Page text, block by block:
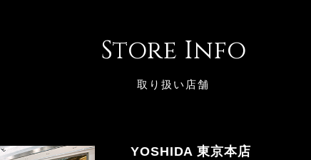
Store Info
取り扱い店舗
YOSHIDA 東京本店